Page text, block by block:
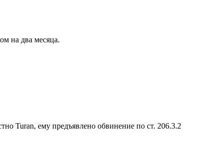
на два месяца.
Turan, eму предъявлено обвинение по ст. 206.3.2